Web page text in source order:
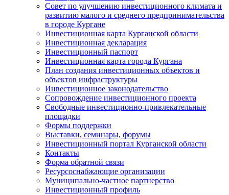
Совет по улучшению инвестиционного климата и
развитию малого и среднего предпринимательства
в городе Кургане
Инвестиционная карта Курганской области
Инвестиционная декларация
Инвестиционный паспорт
Инвестиционная карта города Кургана
План создания инвестиционных объектов и
объектов инфраструктуры
Инвестиционное законодательство
Сопровождение инвестиционного проекта
Свободные инвестиционно-привлекательные
площадки
Формы поддержки
Выставки, семинары, форумы
Инвестиционный портал Курганской области
Контакты
Форма обратной связи
Ресурсоснабжающие организации
Муниципально-частное партнерство
Инвестиционный профиль